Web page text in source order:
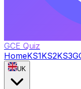
GCE Quiz
HomeKS1KS2KS3
UK